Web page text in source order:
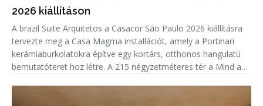
2026 kiállításon
A brazil Suite Arquitetos a Casacor São Paulo 2026 kiállításra
tervezte meg a Casa Magma installációt, amely a Portinari
kerámiaburkolatokra építve egy kortárs, otthonos hangulatú
bemutatóteret hoz létre. A 215 négyzetméteres tér a Mind and